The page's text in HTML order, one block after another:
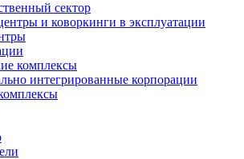
сектор
и коворкинги в эксплуатации
комплексы
интегрированные корпорации